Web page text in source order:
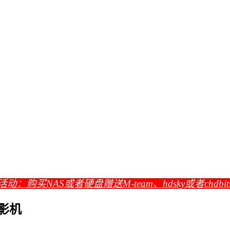
动：购买NAS或者硬盘赠送M-team、hdsky或者
机